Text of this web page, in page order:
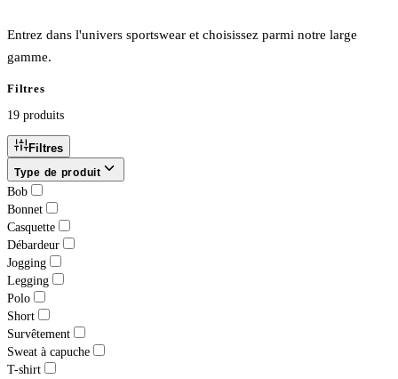
Entrez dans l'univers sportswear et choisissez parmi notre large
gamme.
Filtres
19 produits
Filtres
Type de produit
Bob
Bonnet
Casquette
Débardeur
Jogging
Legging
Polo
Short
Survêtement
Sweat à capuche
T-shirt